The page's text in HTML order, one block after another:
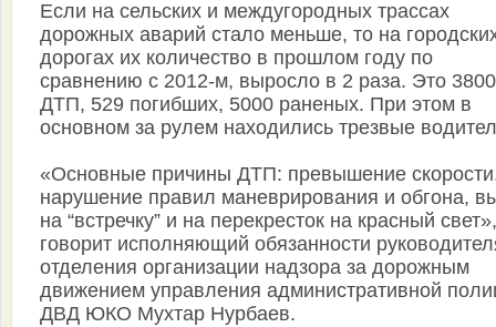
Если на сельских и междугородных трассах
дорожных аварий стало меньше, то на
дорогах их количество в прошлом году по
сравнению с 2012-м, выросло в 2 раза. Это 3800
ДТП, 529 погибших, 5000 раненых. При этом в
основном за рулем находились трезвые
«Основные причины ДТП: превышение
нарушение правил маневрирования и обгона,
на “встречку” и на перекресток на красный
говорит исполняющий обязанности
отделения организации надзора за дорожным
движением управления административной
ДВД ЮКО Мухтар Нурбаев.